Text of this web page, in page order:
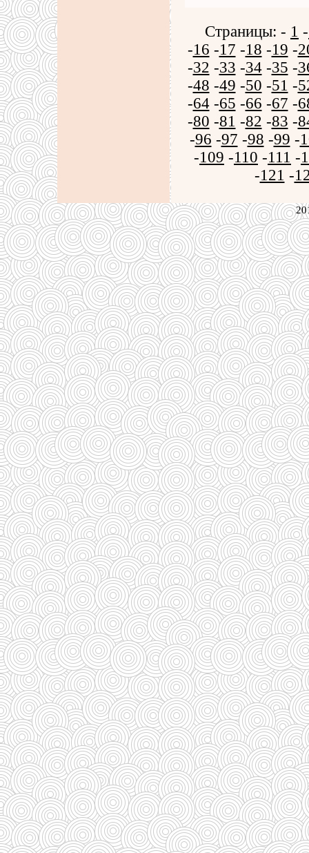
Страницы: - 1 -
-16 -17 -18 -19 -
-32 -33 -34-35 -
-48 -49 -50 -51 -
-64-65 -66 -67 -
-80 -81 -82 -83 -
-96 -97 -98 -99 -
-109 -110 -111 -
-121 -